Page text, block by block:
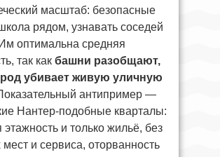
масштаб: безопасные
рядом, узнавать соседей
оптимальна средняя
так как башни разобщают,
убивает живую уличную
антипример —
Нантер-подобные кварталы:
этажность и только жильё, без
мест и сервиса, оторванность